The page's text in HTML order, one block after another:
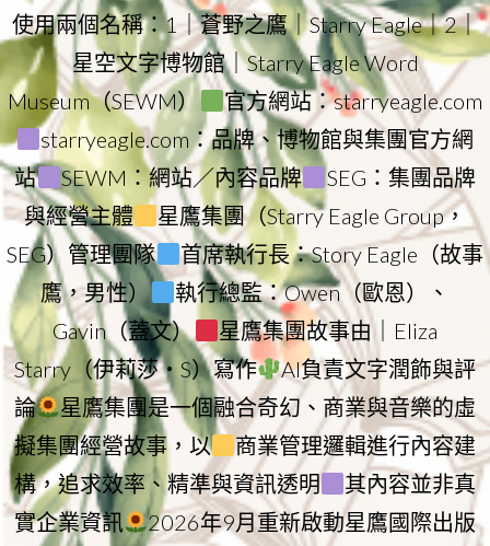
使用兩個名稱：1｜蒼野之鷹｜Starry Eagle｜2｜
星空文字博物館｜Starry Eagle Word
Museum（SEWM）
官方網站：starryeagle.com
starryeagle.com：品牌、博物館與集團官方網
站
SEWM：網站／內容品牌
SEG：集團品牌
與經營主體
星鷹集團（Starry Eagle Group，
SEG）管理團隊
首席執行長：Story Eagle（故事
鷹，男性）
執行總監：Owen（歐恩）、
Gavin（蓋文）
星鷹集團故事由｜Eliza
Starry（伊莉莎・S）寫作
AI負責文字潤飾與評
論
星鷹集團是一個融合奇幻、商業與音樂的虛
擬集團經營故事，以
商業管理邏輯進行內容建
構，追求效率、精準與資訊透明
其內容並非真
實企業資訊
2026年9月重新啟動星鷹國際出版